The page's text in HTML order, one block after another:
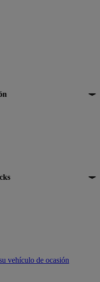
de ocasión
Renault Trucks
vehículo de ocasión